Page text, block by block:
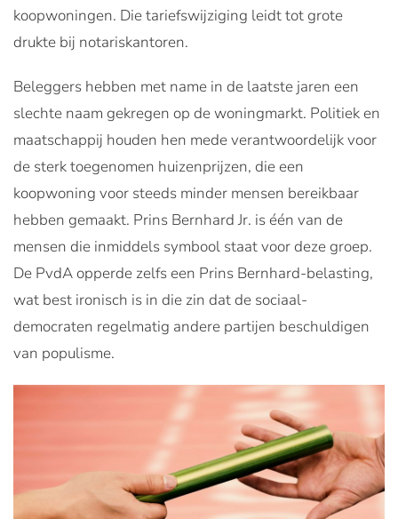
koopwoningen. Die tariefswijziging leidt tot grote
drukte bij notariskantoren.
Beleggers hebben met name in de laatste jaren een
slechte naam gekregen op de woningmarkt. Politiek en
maatschappij houden hen mede verantwoordelijk voor
de sterk toegenomen huizenprijzen, die een
koopwoning voor steeds minder mensen bereikbaar
hebben gemaakt. Prins Bernhard Jr. is één van de
mensen die inmiddels symbool staat voor deze groep.
De PvdA opperde zelfs een Prins Bernhard-belasting,
wat best ironisch is in die zin dat de sociaal-
democraten regelmatig andere partijen beschuldigen
van populisme.